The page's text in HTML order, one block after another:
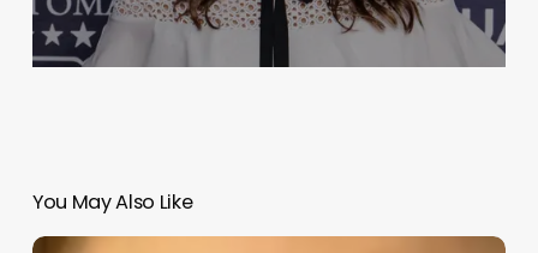
You May Also Like